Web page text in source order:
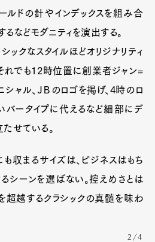
Magazine
About
Contact
Meet
ルドの針やインデックスを組み合
などモダニティを演出する。
ックなスタイルほどオリジナリティ
れでも12時位置に創業者ジャン=
シャル、ＪＢのロゴを掲げ、4時のロ
ータイプに代えるなど細部にデ
せている。
収まるサイズは、ビジネスはもち
シーンを選ばない。控えめさとは
越するクラシックの真髄を味わ
2/4